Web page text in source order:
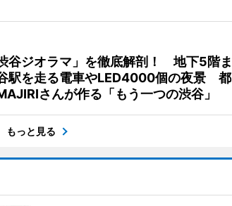
谷ジオラマ」を徹底解剖！ 地下5階ま
駅を走る電車やLED4000個の夜景 都
さんが作る「もう一つの渋谷」
もっと見る